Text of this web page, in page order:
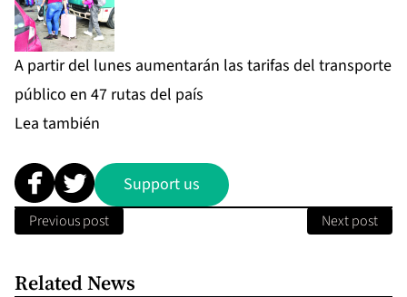
A partir del lunes aumentarán las tarifas del transporte
público en 47 rutas del país
Lea también
Support us
Previous post Next post
Related News